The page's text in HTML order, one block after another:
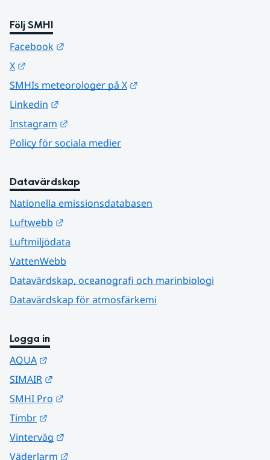
Följ SMHI
Facebook
X
SMHIs meteorologer på X
Linkedin
Instagram
Policy för sociala medier
Datavärdskap
Nationella emissionsdatabasen
Luftwebb
Luftmiljödata
VattenWebb
Datavärdskap, oceanografi och marinbiologi
Datavärdskap för atmosfärkemi
Logga in
AQUA
SIMAIR
SMHI Pro
Timbr
Vinterväg
Väderlarm